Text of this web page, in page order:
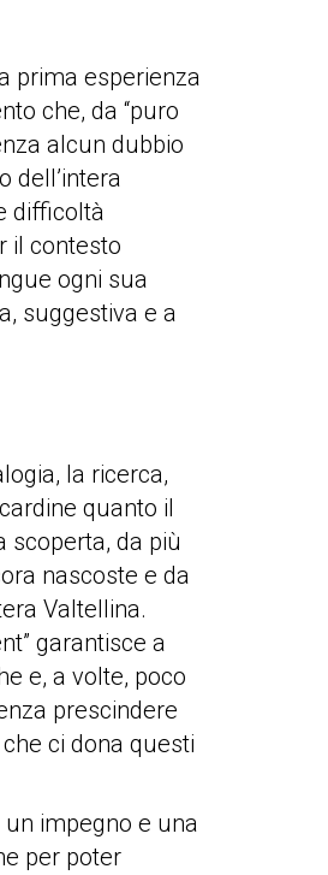
prima esperienza
che, da “puro
alcun dubbio
dell’intera
difficoltà
il contesto
ogni sua
suggestiva e a
la ricerca,
quanto il
scoperta, da più
nascoste e da
Valtellina.
garantisce a
e, a volte, poco
prescindere
ci dona questi
impegno e una
per poter